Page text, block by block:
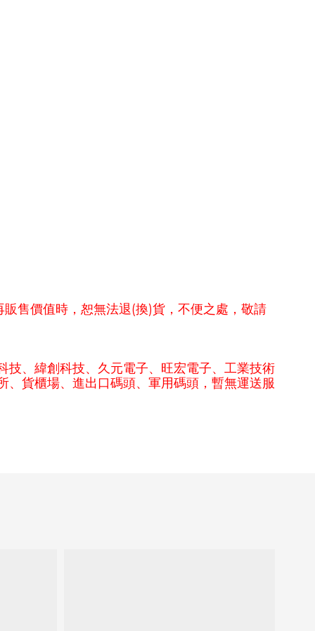
售價值時，恕無法退(換)貨，不便之處，敬請
技、緯創科技、久元電子、旺宏電子、工業技術
貨櫃場、進出口碼頭、軍用碼頭，暫無運送服